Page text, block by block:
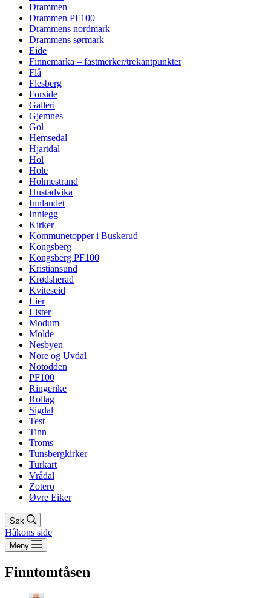
Drammen
Drammen PF100
Drammens nordmark
Drammens sørmark
Eide
Finnemarka – fastmerker/trekantpunkter
Flå
Flesberg
Forside
Galleri
Gjemnes
Gol
Hemsedal
Hjartdal
Hol
Hole
Holmestrand
Hustadvika
Innlandet
Innlegg
Kirker
Kommunetopper i Buskerud
Kongsberg
Kongsberg PF100
Kristiansund
Krødsherad
Kviteseid
Lier
Lister
Modum
Molde
Nesbyen
Nore og Uvdal
Notodden
PF100
Ringerike
Rollag
Sigdal
Test
Tinn
Troms
Tunsbergkirker
Turkart
Vrådal
Zotero
Øvre Eiker
Søk
Håkons side
Meny
Finntomtåsen